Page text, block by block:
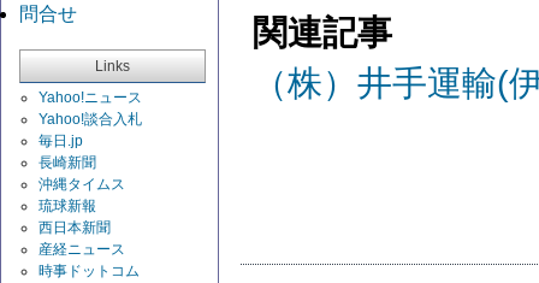
問合せ
Links
Yahoo!ニュース
Yahoo!談合入札
毎日.jp
長崎新聞
沖縄タイムス
琉球新報
西日本新聞
産経ニュース
時事ドットコム
関連記事
（株）井手運輸(